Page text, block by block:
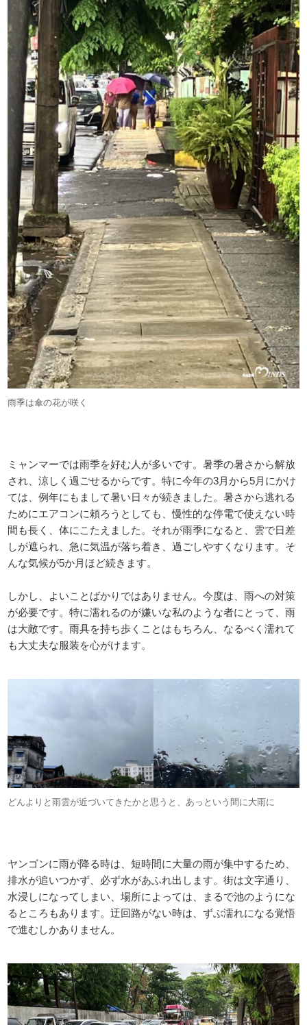
雨季は傘の花が咲く
ミャンマーでは雨季を好む人が多いです。暑季の暑さから解放
され、涼しく過ごせるからです。特に今年の3月から5月にかけ
ては、例年にもまして暑い日々が続きました。暑さから逃れる
ためにエアコンに頼ろうとしても、慢性的な停電で使えない時
間も長く、体にこたえました。それが雨季になると、雲で日差
しが遮られ、急に気温が落ち着き、過ごしやすくなります。そ
んな気候が5か月ほど続きます。
しかし、よいことばかりではありません。今度は、雨への対策
が必要です。特に濡れるのが嫌いな私のような者にとって、雨
は大敵です。雨具を持ち歩くことはもちろん、なるべく濡れて
も大丈夫な服装を心がけます。
どんよりと雨雲が近づいてきたかと思うと、あっという間に大雨に
ヤンゴンに雨が降る時は、短時間に大量の雨が集中するため、
排水が追いつかず、必ず水があふれ出します。街は文字通り、
水浸しになってしまい、場所によっては、まるで池のようにな
るところもあります。迂回路がない時は、ずぶ濡れになる覚悟
で進むしかありません。